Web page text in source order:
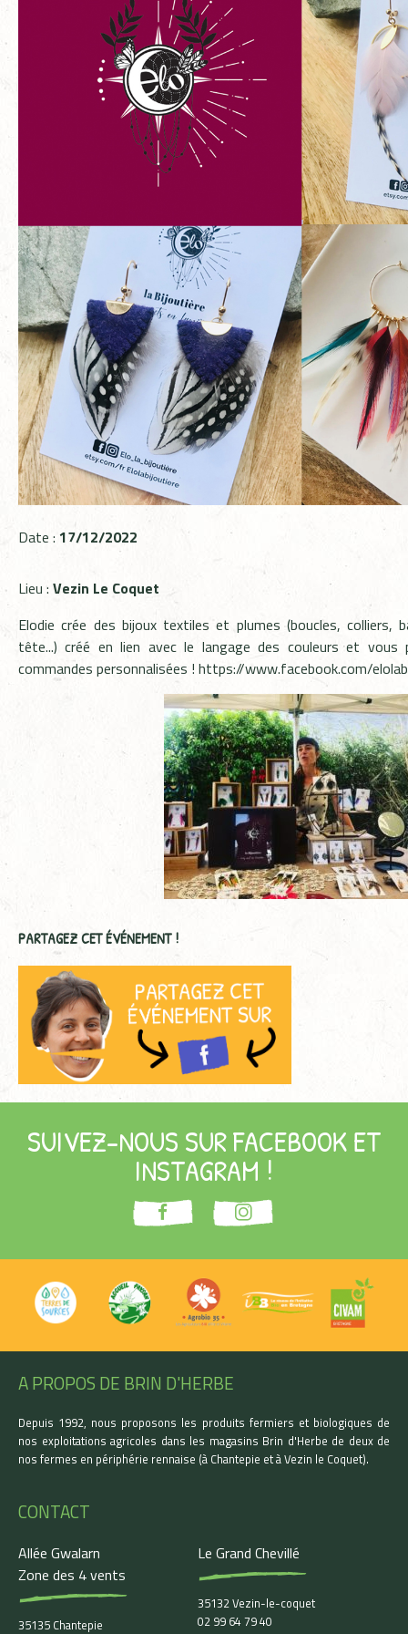
Date : 17/12/2022
Lieu : Vezin Le Coquet
Elodie crée des bijoux textiles et plumes (boucles, colliers,
tête...) créé en lien avec le langage des couleurs et
commandes personnalisées ! https://www.facebook.com/
PARTAGEZ CET ÉVÉNEMENT !
SUIVEZ-NOUS SUR FACEBOOK ET
INSTAGRAM !
A PROPOS DE BRIN D'HERBE
Depuis 1992, nous proposons les produits fermiers et biologiques de
nos exploitations agricoles dans les magasins Brin d'Herbe de deux de
nos fermes en périphérie rennaise (à Chantepie et à Vezin le Coquet).
CONTACT
Allée Gwalarn
Zone des 4 vents
35135 Chantepie
Le Grand Chevillé
35132 Vezin-le-coquet
02 99 64 79 40